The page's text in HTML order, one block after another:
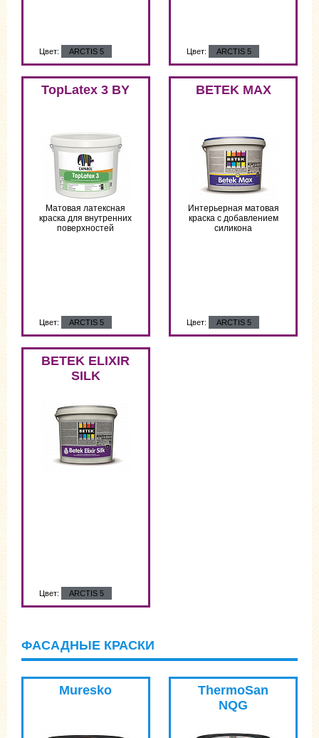
Цвет: ARCTIS 5 Цвет: ARCTIS 5
TopLatex 3 BY
Матовая латексная
краска для внутренних
поверхностей
Цвет: ARCTIS 5
BETEK MAX
Интерьерная матовая
краска с добавлением
силикона
Цвет: ARCTIS 5
BETEK ELIXIR
SILK
Цвет: ARCTIS 5
Цвет: ARCTIS 5
ФАСАДНЫЕ КРАСКИ
Muresko
ThermoSan
NQG